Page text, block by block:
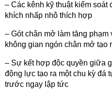
– Các kênh kỹ thuật kiểm soát
khích nhấp nhô thích hợp
– Gót chân mở làm tăng phạm
không gian ngón chân mở tạo
– Sự kết hợp độc quyền giữa
động lực tạo ra một chu kỳ đá
trước ngay lập tức